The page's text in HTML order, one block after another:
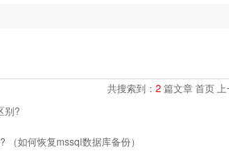
共搜索到： 2 篇文章 首页 上
别?
（如何恢复mssql数据库备份）